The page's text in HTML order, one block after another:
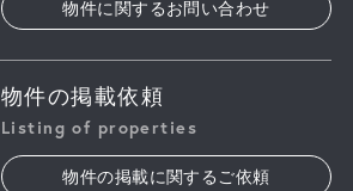
物件に関するお問い合わせ
物件の掲載依頼
Listing of properties
物件の掲載に関するご依頼